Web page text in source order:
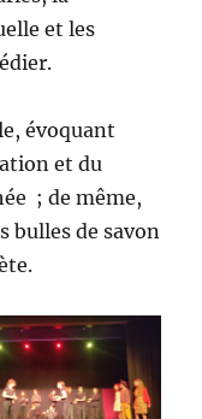
et les
évoquant
et du
; de même,
bulles de savon